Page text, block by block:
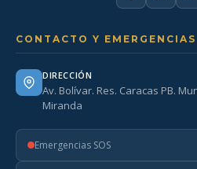
CONTACTO Y EMERGENCIAS
DIRECCIÓN
Av. Bolívar. Res. Caracas PB.
Miranda
Emergencias SOS